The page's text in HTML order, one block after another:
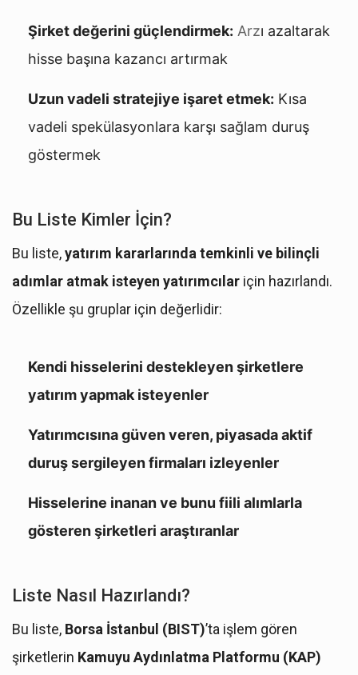
Şirket değerini güçlendirmek: Arzı azaltarak
hisse başına kazancı artırmak
Uzun vadeli stratejiye işaret etmek: Kısa
vadeli spekülasyonlara karşı sağlam duruş
göstermek
Bu Liste Kimler İçin?
Bu liste,yatırım kararlarında temkinli ve bilinçli
adımlar atmak isteyen yatırımcılar için hazırlandı.
Özellikle şu gruplar için değerlidir:
Kendi hisselerini destekleyen şirketlere
yatırım yapmak isteyenler
Yatırımcısına güven veren, piyasada aktif
duruş sergileyen firmaları izleyenler
Hisselerine inanan ve bunu fiili alımlarla
gösteren şirketleri araştıranlar
Liste Nasıl Hazırlandı?
Bu liste, Borsa İstanbul (BIST)’ta işlem gören
şirketlerin Kamuyu Aydınlatma Platformu (KAP)